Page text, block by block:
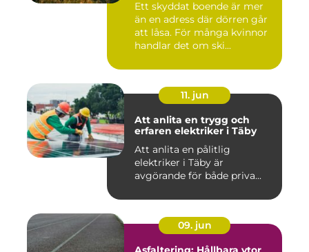
Ett skyddat boende är mer
än en adress där dörren går
att låsa. För många kvinnor
handlar det om ski...
11. jun
Att anlita en trygg och
erfaren elektriker i Täby
Att anlita en pålitlig
elektriker i Täby är
avgörande för både priva...
09. jun